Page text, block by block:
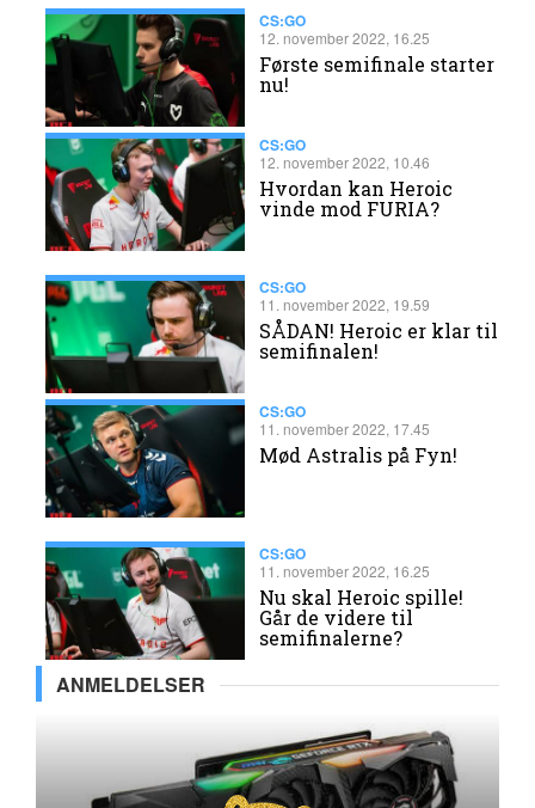
CS:GO
12. november 2022, 16.25
Første semifinale starter
nu!
CS:GO
12. november 2022, 10.46
​Hvordan kan Heroic
vinde mod FURIA?
CS:GO
11. november 2022, 19.59
SÅDAN! Heroic er klar til
semifinalen!
CS:GO
11. november 2022, 17.45
Mød Astralis på Fyn!
CS:GO
11. november 2022, 16.25
Nu skal Heroic spille!
Går de videre til
semifinalerne?
ANMELDELSER